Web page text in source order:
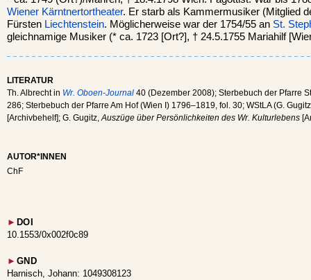
Wiener Kärntnertortheater. Er starb als Kammermusiker (Mitglied
Fürsten Liechtenstein. Möglicherweise war der 1754/55 an St.
gleichnamige Musiker (* ca. 1723 [Ort?], † 24.5.1755 Mariahilf
LITERATUR
Th. Albrecht in Wr. Oboen-Journal 40 (Dezember 2008); Sterbebuch der Pfarre
286; Sterbebuch der Pfarre Am Hof (Wien I) 1796–1819, fol. 30; WStLA (G.
[Archivbehelf]; G. Gugitz,Auszüge über Persönlichkeiten des Wr. Kulturlebens
AUTOR*INNEN
ChF
► DOI
10.1553/0x002f0c89
► GND
Harnisch, Johann: 1049308123